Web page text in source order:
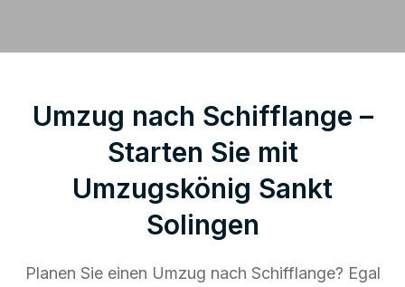
Umzug nach Schifflange –
Starten Sie mit
Umzugskönig Sankt
Solingen
Planen Sie einen Umzug nach Schifflange? Egal